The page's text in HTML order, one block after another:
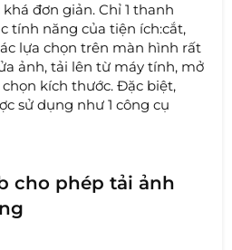
đơn giản. Chỉ 1 thanh
tính năng của tiện ích:cắt,
lựa chọn trên màn hình rất
ảnh, tải lên từ máy tính, mở
kích thước. Đặc biệt,
sử dụng như 1 công cụ
cho phép tải ảnh